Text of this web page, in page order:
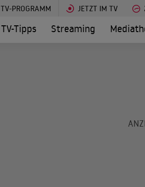
TV-PROGRAMM JETZT IM TV
TV-Tipps Streaming